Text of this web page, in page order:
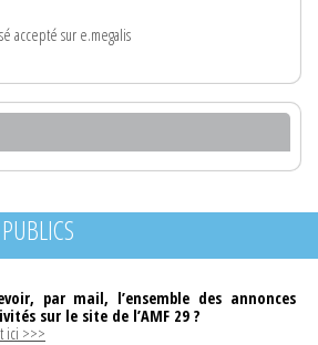
accepté sur e.megalis
par mail, l’ensemble des annonces
sur le site de l’AMF 29 ?
ici >>>